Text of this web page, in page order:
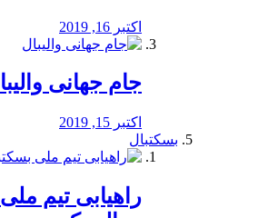
اکتبر 16, 2019
جام جهانی
اکتبر 15, 2019
بسکتبال
راهیابی تیم